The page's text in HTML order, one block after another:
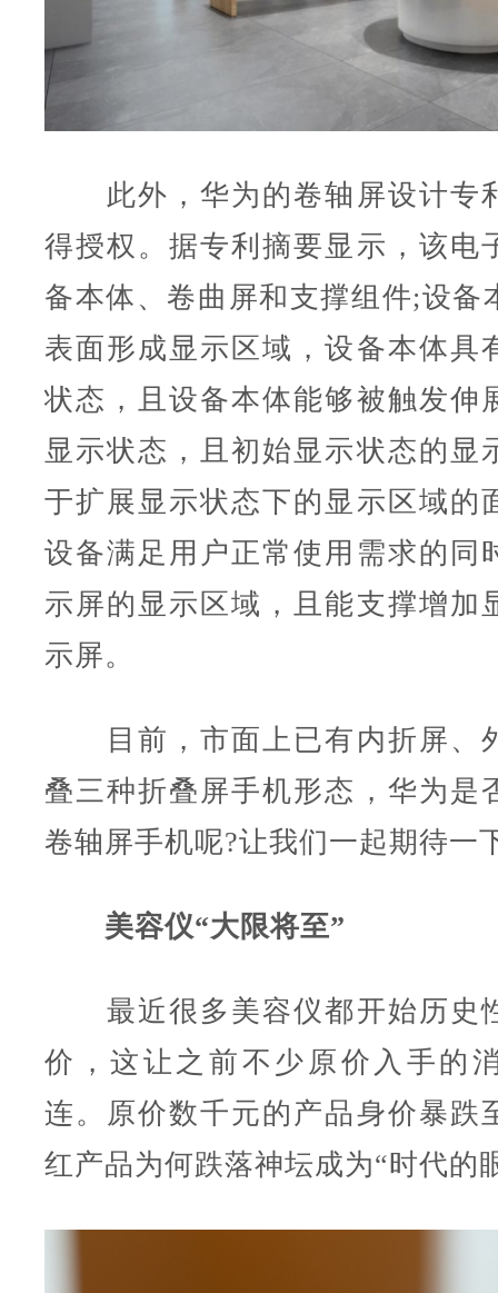
此外，华为的卷轴屏设计专
得授权。据专利摘要显示，该电
备本体、卷曲屏和支撑组件;设备
表面形成显示区域，设备本体具
状态，且设备本体能够被触发伸
显示状态，且初始显示状态的显
于扩展显示状态下的显示区域的
设备满足用户正常使用需求的同
示屏的显示区域，且能支撑增加
示屏。
目前，市面上已有内折屏、
叠三种折叠屏手机形态，华为是
卷轴屏手机呢?让我们一起期待一
美容仪“大限将至”
最近很多美容仪都开始历史
价，这让之前不少原价入手的
连。原价数千元的产品身价暴跌
红产品为何跌落神坛成为“时代的